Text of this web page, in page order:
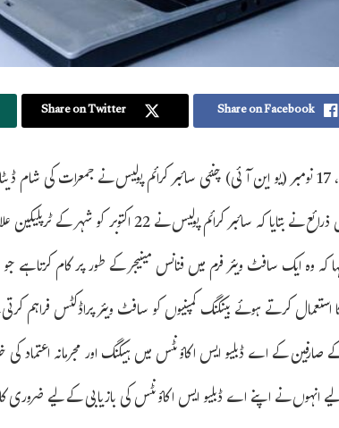
Share on Facebook
Share on Twitter
چنئی، 17 نومبر (یو این آئی) چنئی سائبر کرائم پولیس نے جمعرات
پولیس ذرائع نے بتایا کہ سائبر کرائم
کہ وہ ایک سافٹ ویئر فرم میں فنانس مینیجر کے طور پر کام کرتا ہے
استعمال کرتے ہوئے بینکنگ کمپنیوں کو سافٹ ویئر پراڈکٹس فراہم
کے اے ڈبلیو ایس اکاؤنٹس میں ہیکنگ اور مجرمانہ اعتماد کی
انہوں نے اپنے اے ڈبلیو ایس اکاؤنٹس کی بازیابی کے لیے